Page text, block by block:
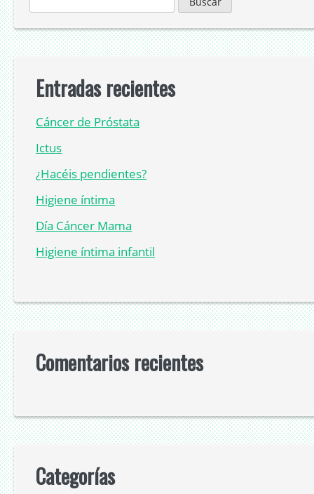
Entradas recientes
Cáncer de Próstata
Ictus
¿Hacéis pendientes?
Higiene íntima
Día Cáncer Mama
Higiene íntima infantil
Comentarios recientes
Categorías